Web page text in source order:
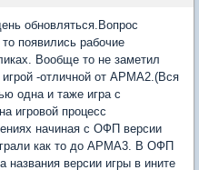
обновляться.Вопрос
появились рабочие
Вообще то не заметил
-отличной от АРМА2.(Вся
одна и таже игра с
игровой процесс
начиная с ОФП версии
как то до АРМА3. В ОФП
названия версии игры в ините